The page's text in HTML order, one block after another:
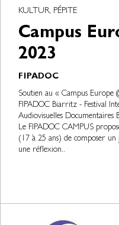
KULTUR, PÉPITE
Campus
2023
FIPADOC
Soutien au « Campus Europe
FIPADOC Biarritz - Festival
Audiovisuelles Documentaires
Le FIPADOC CAMPUS
(17 à 25 ans) de composer
une réflexion..